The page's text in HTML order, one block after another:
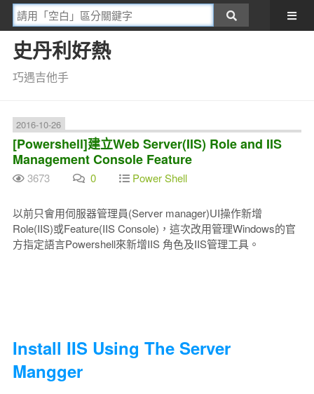
史丹利好熱
巧遇吉他手
2016-10-26
[Powershell]建立Web Server(IIS) Role and IIS
Management Console Feature
3673 0 Power Shell
以前只會用伺服器管理員(Server manager)UI操作新增
Role(IIS)或Feature(IIS Console)，這次改用管理Windows的官
方指定語言Powershell來新增IIS 角色及IIS管理工具。
Install IIS Using The Server
Mangger